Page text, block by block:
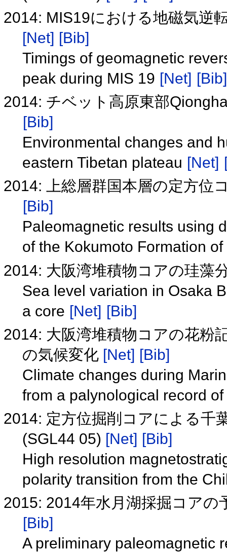
2014: MIS19における地磁気逆
[Net] [Bib]
Timings of geomagnetic
peak during MIS 19 [Net] [Bib]
2014: チベット高原東部
[Bib]
Environmental changes and
eastern Tibetan plateau [Net]
2014: 上総層群国本層の定方位
[Bib]
Paleomagnetic results using
of the Kokumoto Formation
2014: 大阪湾堆積物コアの珪藻
Sea level variation in Osaka
a core [Net] [Bib]
2014: 大阪湾堆積物コアの花粉
の気候変化 [Net] [Bib]
Climate changes during
from a palynological record
2014: 定方位掘削コアによる千
(SGL44 05) [Net] [Bib]
High resolution
polarity transition from the
2015: 2014年水月湖採掘コア
[Bib]
A preliminary paleomagnetic